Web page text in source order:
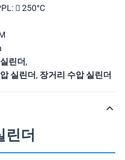
 250°C
린더 ,
실린더 , 장거리 수압 실린더
린더